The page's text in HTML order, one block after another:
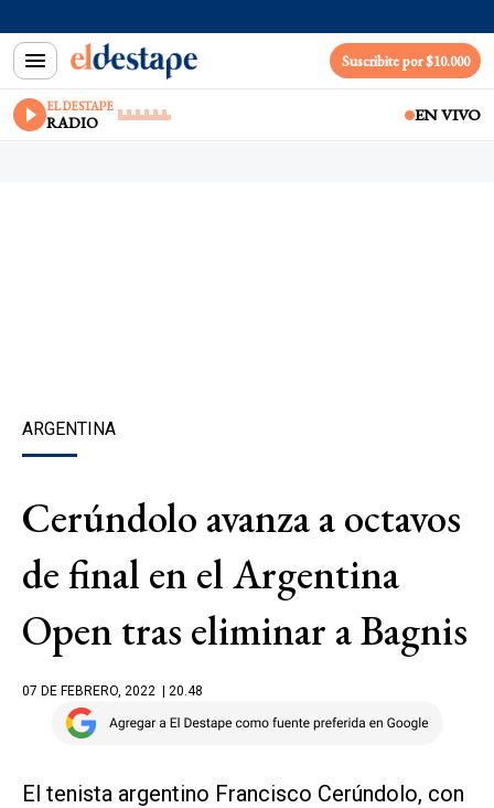
Suscribite por $10.000
EL DESTAPE
RADIO EN VIVO
ARGENTINA
Cerúndolo avanza a octavos
de final en el Argentina
Open tras eliminar a Bagnis
07 DE FEBRERO, 2022 | 20.48
El tenista argentino Francisco Cerúndolo, con